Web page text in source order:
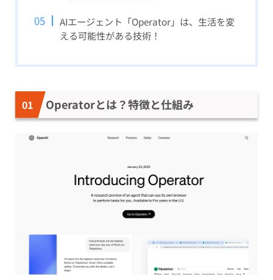
AIエージェント「Operator」は、生活を変
える可能性がある技術！
Operatorとは？特徴と仕組み